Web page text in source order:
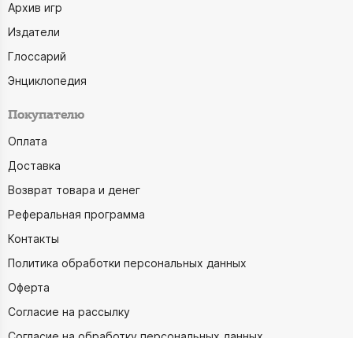
Архив игр
Издатели
Глоссарий
Энциклопедия
Покупателю
Оплата
Доставка
Возврат товара и денег
Реферальная программа
Контакты
Политика обработки персональных данных
Оферта
Согласие на рассылку